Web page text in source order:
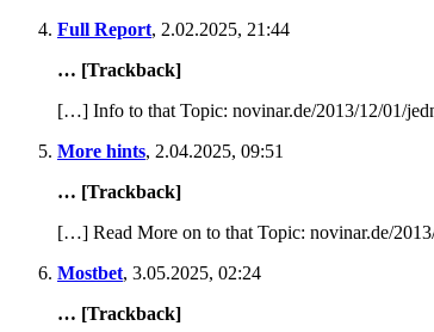
Full Report, 2.02.2025, 21:44
… [Trackback]
[…] Info to that Topic: novinar.de/2013/12/01/
More hints, 2.04.2025, 09:51
… [Trackback]
[…] Read More on to that Topic: novinar.de/
Mostbet, 3.05.2025, 02:24
… [Trackback]